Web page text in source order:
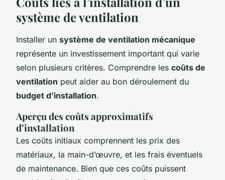
système de ventilation
Installer un système de ventilation mécanique
représente un investissement important qui varie
selon plusieurs critères. Comprendre les coûts de
ventilation peut aider au bon déroulement du
budget d’installation.
Aperçu des coûts approximatifs
d’installation
Les coûts initiaux comprennent les prix des
matériaux, la main-d’œuvre, et les frais éventuels
de maintenance. Bien que ces coûts puissent